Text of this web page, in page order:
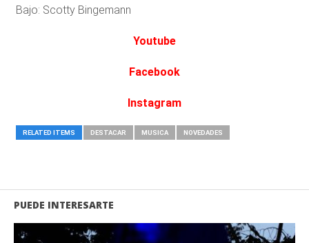
Bajo: Scotty Bingemann
Youtube
Facebook
Instagram
RELATED ITEMS DESTACAR MUSICA NOVEDADES
PUEDE INTERESARTE